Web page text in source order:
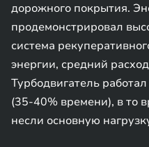
дорожного покрытия.
продемонстрировал
система
энергии, средний
Турбодвигатель
(35-40% времени), в то
несли основную